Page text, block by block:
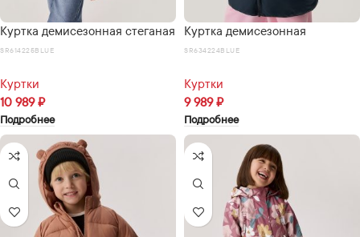
Куртка демисезонная стеганая
SR614225BLUE
Куртки
10 989₽
Подробнее
Куртка демисезонная
SR634224BLUE
Куртки
9 989₽
Подробнее